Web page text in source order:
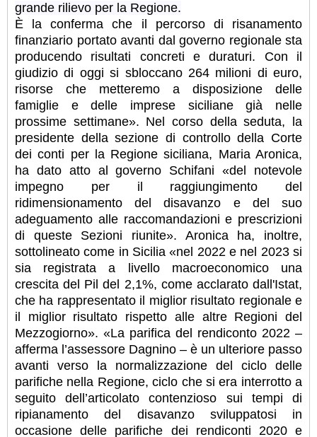
grande rilievo per la Regione.
È la conferma che il percorso di risanamento
finanziario portato avanti dal governo regionale sta
producendo risultati concreti e duraturi. Con il
giudizio di oggi si sbloccano 264 milioni di euro,
risorse che metteremo a disposizione delle
famiglie e delle imprese siciliane già nelle
prossime settimane». Nel corso della seduta, la
presidente della sezione di controllo della Corte
dei conti per la Regione siciliana, Maria Aronica,
ha dato atto al governo Schifani «del notevole
impegno per il raggiungimento del
ridimensionamento del disavanzo e del suo
adeguamento alle raccomandazioni e prescrizioni
di queste Sezioni riunite». Aronica ha, inoltre,
sottolineato come in Sicilia «nel 2022 e nel 2023 si
sia registrata a livello macroeconomico una
crescita del Pil del 2,1%, come acclarato dall'Istat,
che ha rappresentato il miglior risultato regionale e
il miglior risultato rispetto alle altre Regioni del
Mezzogiorno». «La parifica del rendiconto 2022 –
afferma l’assessore Dagnino – è un ulteriore passo
avanti verso la normalizzazione del ciclo delle
parifiche nella Regione, ciclo che si era interrotto a
seguito dell’articolato contenzioso sui tempi di
ripianamento del disavanzo sviluppatosi in
occasione delle parifiche dei rendiconti 2020 e